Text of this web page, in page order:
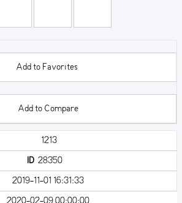
Add to Favorites
Add to Compare
1213
ID28350
2019-11-01 16:31:33